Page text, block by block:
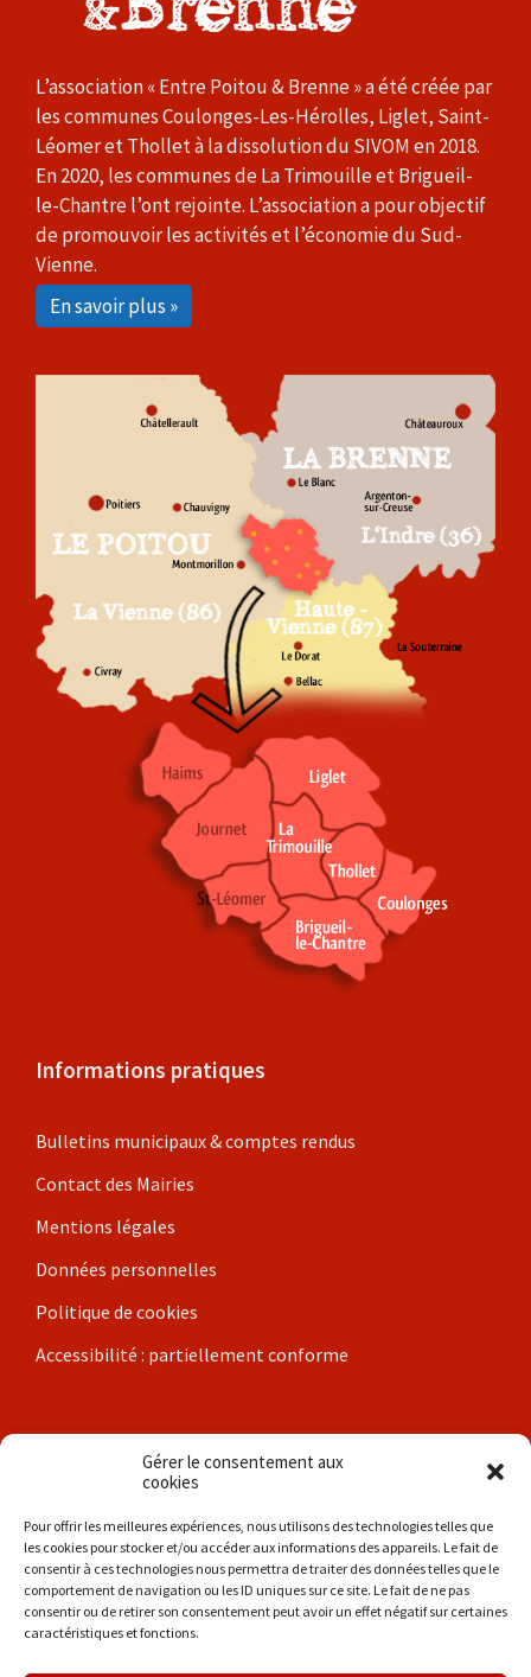
Gérer le consentement aux
cookies
Pour offrir les meilleures expériences, nous utilisons des technologies telles que
les cookies pour stocker et/ou accéder aux informations des appareils. Le fait de
consentir à ces technologies nous permettra de traiter des données telles que le
comportement de navigation ou les ID uniques sur ce site. Le fait de ne pas
consentir ou de retirer son consentement peut avoir un effet négatif sur certaines
caractéristiques et fonctions.
L’association « Entre Poitou & Brenne » a été créée par
les communes Coulonges-Les-Hérolles, Liglet, Saint-
Léomer et Thollet à la dissolution du SIVOM en 2018.
En 2020, les communes de La Trimouille et Brigueil-
le-Chantre l’ont rejointe. L’association a pour objectif
de promouvoir les activités et l’économie du Sud-
Vienne.
En savoir plus »
Informations pratiques
Bulletins municipaux & comptes rendus
Contact des Mairies
Mentions légales
Données personnelles
Politique de cookies
Accessibilité : partiellement conforme
Nos communes
Brigueil-le-Chantre
Coulonges
Les Hérolles
La Trimouille